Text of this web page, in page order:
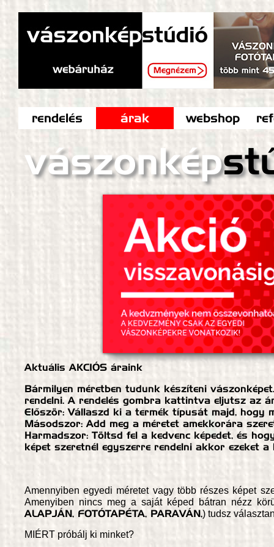
rendelés árak webshop
vászonkép
Aktuális AKCIÓS áraink
Bármilyen méretben tudunk készíteni
rendelni. A rendelés gombra kattintva eljutsz az
Először: Vállaszd ki a termék típusát majd, hogy
Másodszor: Add meg a méretet amekkorára
Harmadszor: Töltsd fel a kedvenc képedet, és
képet szeretnél egyszerre rendelni akkor ezeket a
Amennyiben egyedi méretet vagy több részes képet
Amenyiben nincs meg a saját képed bátran nézz
ALAPJÁN, FOTÓTAPÉTA, PARAVÁN,) tudsz
MIÉRT próbálj ki minket?